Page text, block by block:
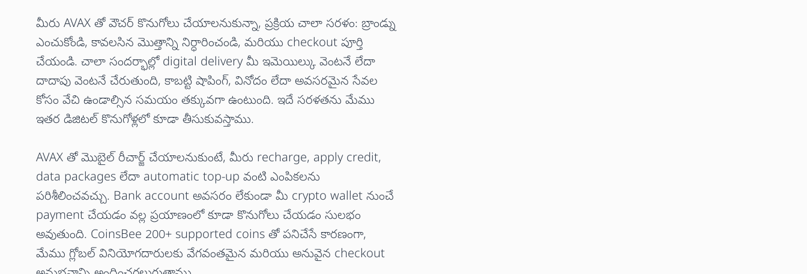
మీరు AVAX తో వౌచర్ కొనుగోలు చేయాలనుకున్నా, ప్రక్రియ చాలా సరళం: బ్రాండ్ను
ఎంచుకోండి, కావలసిన మొత్తాన్ని నిర్ధారించండి, మరియు checkout పూర్తి
చేయండి. చాలా సందర్భాల్లో digital delivery మీ ఇమెయిల్కు వెంటనే లేదా
దాదాపు వెంటనే చేరుతుంది, కాబట్టి షాపింగ్, వినోదం లేదా అవసరమైన సేవల
కోసం వేచి ఉండాల్సిన సమయం తక్కువగా ఉంటుంది. ఇదే సరళతను మేము
ఇతర డిజిటల్ కొనుగోళ్లలో కూడా తీసుకువస్తాము.
AVAX తో మొబైల్ రీచార్జ్ చేయాలనుకుంటే, మీరు recharge, apply credit,
data packages లేదా automatic top-up వంటి ఎంపికలను
పరిశీలించవచ్చు. Bank account అవసరం లేకుండా మీ crypto wallet నుంచే
payment చేయడం వల్ల ప్రయాణంలో కూడా కొనుగోలు చేయడం సులభం
అవుతుంది. CoinsBee 200+ supported coins తో పనిచేసే కారణంగా,
మేము గ్లోబల్ వినియోగదారులకు వేగవంతమైన మరియు అనువైన checkout